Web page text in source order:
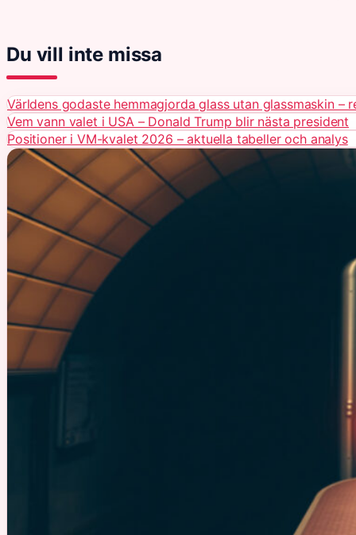
Du vill inte missa
Världens godaste hemmagjorda glass utan glassmaskin –
Vem vann valet i USA – Donald Trump blir nästa president
Positioner i VM-kvalet 2026 – aktuella tabeller och analys